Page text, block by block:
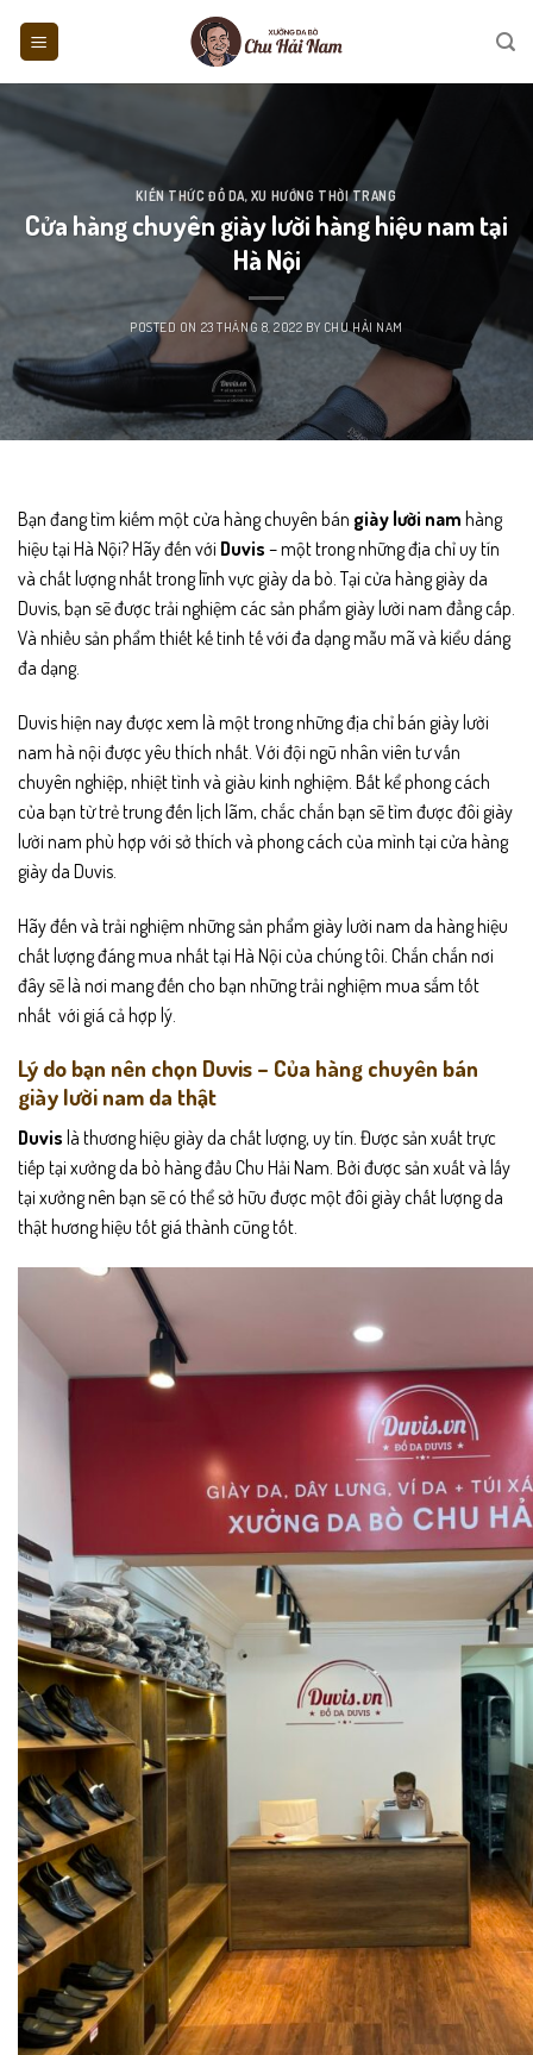
KIẾN THỨC ĐỒ DA, XU HƯỚNG THỜI TRANG
Cửa hàng chuyên giày lười hàng hiệu nam tại
Hà Nội
POSTED ON 23 THÁNG 8, 2022 BY CHU HẢI NAM
Bạn đang tìm kiếm một cửa hàng chuyên bán giày lười nam hàng
hiệu tại Hà Nội? Hãy đến với Duvis – một trong những địa chỉ uy tín
và chất lượng nhất trong lĩnh vực giày da bò. Tại cửa hàng giày da
Duvis, bạn sẽ được trải nghiệm các sản phẩm giày lười nam đẳng cấp.
Và nhiều sản phẩm thiết kế tinh tế với đa dạng mẫu mã và kiểu dáng
đa dạng.
Duvis hiện nay được xem là một trong những địa chỉ bán giày lười
nam hà nội được yêu thích nhất. Với đội ngũ nhân viên tư vấn
chuyên nghiệp, nhiệt tình và giàu kinh nghiệm. Bất kể phong cách
của bạn từ trẻ trung đến lịch lãm, chắc chắn bạn sẽ tìm được đôi giày
lười nam phù hợp với sở thích và phong cách của mình tại cửa hàng
giày da Duvis.
Hãy đến và trải nghiệm những sản phẩm giày lười nam da hàng hiệu
chất lượng đáng mua nhất tại Hà Nội của chúng tôi. Chắn chắn nơi
đây sẽ là nơi mang đến cho bạn những trải nghiệm mua sắm tốt
nhất với giá cả hợp lý.
Lý do bạn nên chọn Duvis – Của hàng chuyên bán
giày lười nam da thật
Duvis là thương hiệu giày da chất lượng, uy tín. Được sản xuất trực
tiếp tại xưởng da bò hàng đầu Chu Hải Nam . Bởi được sản xuất và lấy
tại xưởng nên bạn sẽ có thể sở hữu được một đôi giày chất lượng da
thật hương hiệu tốt giá thành cũng tốt.